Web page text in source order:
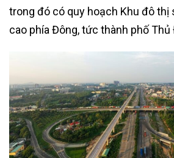
trong đó có quy hoạch Khu đô thị
cao phía Đông, tức thành phố Thủ